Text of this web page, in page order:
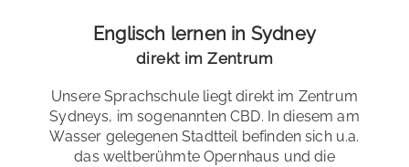
Englisch lernen in Sydney
direkt im Zentrum
Unsere Sprachschule liegt direkt im Zentrum
Sydneys, im sogenannten CBD. In diesem am
Wasser gelegenen Stadtteil befinden sich u.a.
das weltberühmte Opernhaus und die
Niveaustufen : Anfänger *innen A2 bis Fortgeschrittene
Spezialkurse: Business English
Examensvorbereitung: auf Anfrage
Hotels oder B&Bs: ohne Verpflegung oder Frühstück